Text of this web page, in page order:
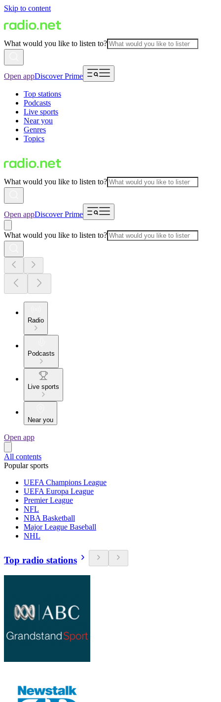
Skip to content
What would you like to listen to?
Open appDiscover Prime
Top stations
Podcasts
Live sports
Near you
Genres
Topics
What would you like to listen to?
Open appDiscover Prime
What would you like to listen to?
Radio
Podcasts
Live sports
Near you
Open app
All contents
Popular sports
UEFA Champions League
UEFA Europa League
Premier League
NFL
NBA Basketball
Major League Baseball
NHL
Top radio stations